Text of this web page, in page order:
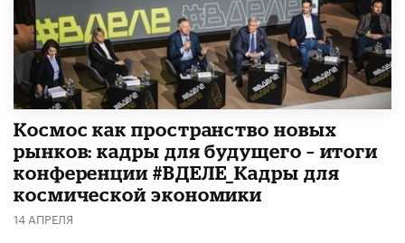
Космос как пространство новых
рынков: кадры для будущего – итоги
конференции #ВДЕЛЕ_Кадры для
космической экономики
14 АПРЕЛЯ